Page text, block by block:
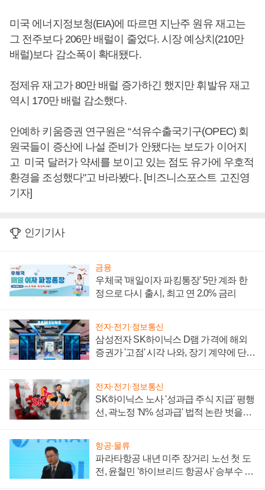
미국 에너지정보청(EIA)에 따르면 지난주 원유 재고는
그 전주보다 206만 배럴이 줄었다. 시장 예상치(210만
배럴)보다 감소폭이 확대됐다.
정제유 재고가 80만 배럴 증가하긴 했지만 휘발유 재고
역시 170만 배럴 감소했다.
안예하 키움증권 연구원은 “석유수출국기구(OPEC) 회
원국들이 증산에 나설 준비가 안됐다는 보도가 이어지
고 미국 달러가 약세를 보이고 있는 점도 유가에 우호적
환경을 조성했다"고 바라봤다. [비즈니스포스트 고진영
기자]
인기기사
금융
우체국 '매일이자 파킹통장' 5만 계좌 한
정으로 다시 출시, 최고 연 2.0% 금리
전자·전기·정보통신
삼성전자 SK하이닉스 D램 가격에 해외
증권가 '고점' 시각 나와, 장기 계약에 단점
전자·전기·정보통신
SK하이닉스 노사 '성과급 주식 지급' 평행
선, 곽노정 'N% 성과급' 법적 논란 벗을지
항공·물류
파라타항공 내년 미주 장거리 노선 첫 도
전, 윤철민 '하이브리드 항공사' 승부수 통